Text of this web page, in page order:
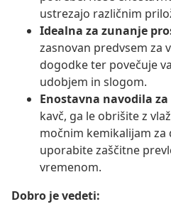
ustrezajo različnim
Idealna za zunanje
zasnovan predvsem za
dogodke ter povečuje
udobjem in slogom.
Enostavna navodila za
kavč, ga le obrišite z
močnim kemikalijam
uporabite zaščitne
vremenom.
Dobro je vedeti: